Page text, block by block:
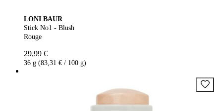
LONI BAUR
Stick No1 - Blush
Rouge
29,99 €
36 g (83,31 € / 100 g)